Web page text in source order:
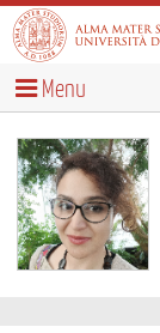
Menu